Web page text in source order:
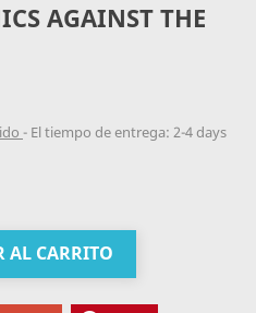
AGAINST THE
El tiempo de entrega: 2-4 days
AL CARRITO